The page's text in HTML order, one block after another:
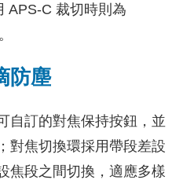
APS-C 裁切時則為
防塵
自訂的對焦保持按鈕，並
對焦切換環採用帶段差設
焦段之間切換，適應多樣